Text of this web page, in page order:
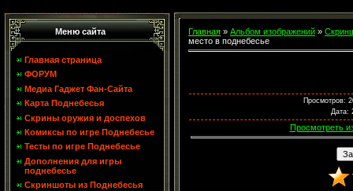
Меню сайта
Главная страница
ФОРУМ
Медиа Гаджет Фан-Сайта
Карта Поднебесья
Скрины оружия и доспехов
Комиксы по игре Поднебесье
Тесты по игре Поднебесье
Дополнения для игры
поднебесье
Скриншоты из Поднебесья
Главная » Альбом изображений »
место в поднебесье
Просмотров:
Дата:
Просмотреть